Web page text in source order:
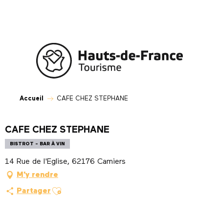
Accueil CAFE CHEZ STEPHANE
CAFE CHEZ STEPHANE
BISTROT - BAR À VIN
14 Rue de l'Eglise, 62176 Camiers
M'y rendre
Partager Ajouter aux favoris